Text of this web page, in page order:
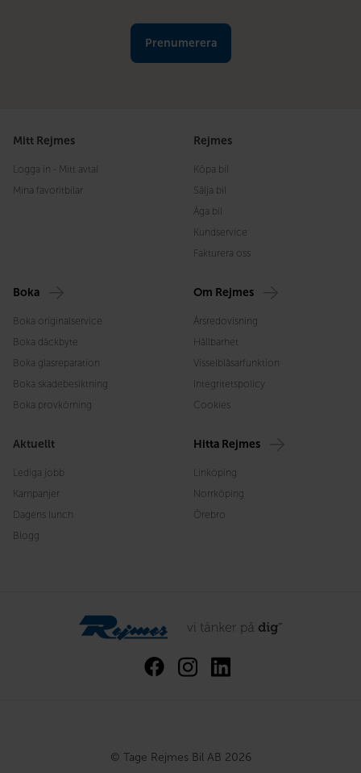
Mitt Rejmes
Logga in - Mitt avtal
Mina favoritbilar
Rejmes
Köpa bil
Sälja bil
Äga bil
Kundservice
Fakturera oss
Boka
Boka originalservice
Boka däckbyte
Boka glasreparation
Boka skadebesiktning
Boka provkörning
Om Rejmes
Årsredovisning
Hållbarhet
Visselblåsarfunktion
Integritetspolicy
Cookies
Aktuellt
Lediga jobb
Kampanjer
Dagens lunch
Blogg
Hitta Rejmes
Linköping
Norrköping
Örebro
© Tage Rejmes Bil AB 2026